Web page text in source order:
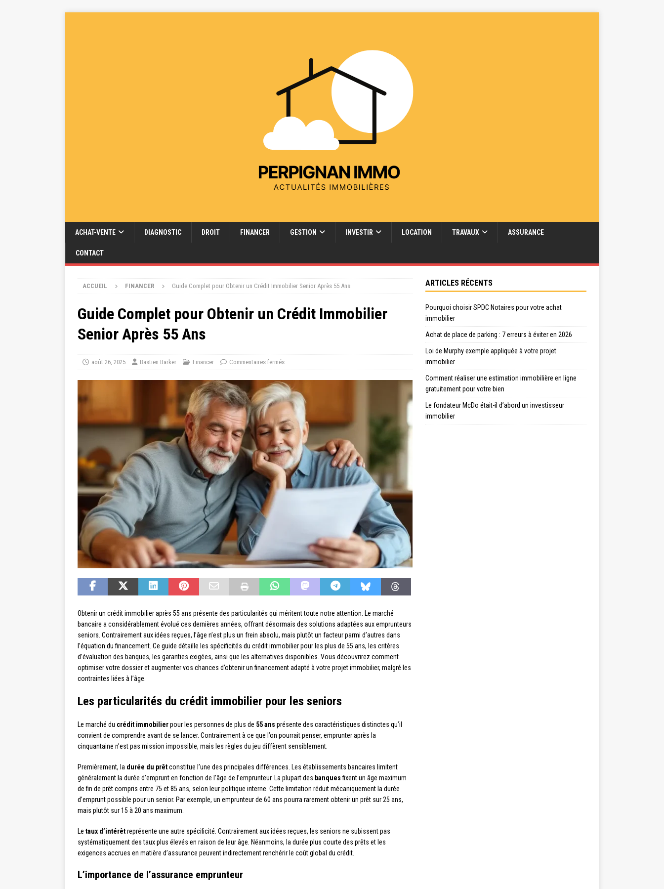
ACHAT-VENTE DIAGNOSTIC DROIT FINANCER GESTION INVESTIR LOCATION TRAVAUX ASSURANCE
CONTACT
ACCUEIL FINANCER Guide Complet pour Obtenir un Crédit Immobilier Senior Après 55 Ans
Guide Complet pour Obtenir un Crédit Immobilier
Senior Après 55 Ans
août 26, 2025 Bastien Barker Financer Commentaires fermés
Obtenir un crédit immobilier après 55 ans présente des particularités qui méritent toute notre attention. Le marché
bancaire a considérablement évolué ces dernières années, offrant désormais des solutions adaptées aux emprunteurs
seniors. Contrairement aux idées reçues, l’âge n’est plus un frein absolu, mais plutôt un facteur parmi d’autres dans
l’équation du financement. Ce guide détaille les spécificités du crédit immobilier pour les plus de 55 ans, les critères
d’évaluation des banques, les garanties exigées, ainsi que les alternatives disponibles. Vous découvrirez comment
optimiser votre dossier et augmenter vos chances d’obtenir un financement adapté à votre projet immobilier, malgré les
contraintes liées à l’âge.
Les particularités du crédit immobilier pour les seniors
Le marché du crédit immobilierpour les personnes de plus de 55 ans présente des caractéristiques distinctes qu’il
convient de comprendre avant de se lancer. Contrairement à ce que l’on pourrait penser, emprunter après la
cinquantaine n’est pas mission impossible, mais les règles du jeu diffèrent sensiblement.
Premièrement, la durée du prêtconstitue l’une des principales différences. Les établissements bancaires limitent
généralement la durée d’emprunt en fonction de l’âge de l’emprunteur. La plupart des banquesfixent un âge maximum
de fin de prêt compris entre 75 et 85 ans, selon leur politique interne. Cette limitation réduit mécaniquement la durée
d’emprunt possible pour un senior. Par exemple, un emprunteur de 60 ans pourra rarement obtenir un prêt sur 25 ans,
mais plutôt sur 15 à 20 ans maximum.
Le taux d’intérêtreprésente une autre spécificité. Contrairement aux idées reçues, les seniors ne subissent pas
systématiquement des taux plus élevés en raison de leur âge. Néanmoins, la durée plus courte des prêts et les
exigences accrues en matière d’assurance peuvent indirectement renchérir le coût global du crédit.
L’importance de l’assurance emprunteur
ARTICLES RÉCENTS
Pourquoi choisir SPDC Notaires pour votre achat
immobilier
Achat de place de parking : 7 erreurs à éviter en 2026
Loi de Murphy exemple appliquée à votre projet
immobilier
Comment réaliser une estimation immobilière en ligne
gratuitement pour votre bien
Le fondateur McDo était-il d’abord un investisseur
immobilier